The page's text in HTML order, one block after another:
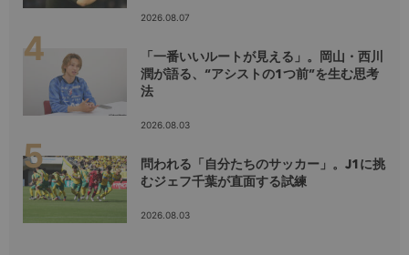
2026.08.07
「一番いいルートが見える」。岡山・西川
潤が語る、“アシストの1つ前”を生む思考
法
2026.08.03
問われる「自分たちのサッカー」。J1に挑
むジェフ千葉が直面する試練
2026.08.03